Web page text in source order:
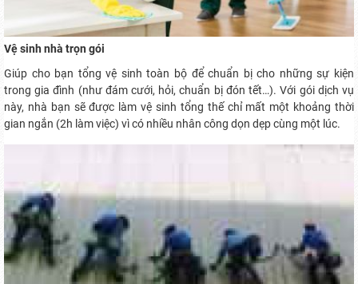
Vệ sinh nhà trọn gói
Giúp cho bạn tổng vệ sinh toàn bộ để chuẩn bị cho những sự kiện
trong gia đình (như đám cưới, hỏi, chuẩn bị đón tết…). Với gói dịch vụ
này, nhà bạn sẽ được làm vệ sinh tổng thế chỉ mất một khoảng thời
gian ngắn (2h làm việc) vì có nhiều nhân công dọn dẹp cùng một lúc.